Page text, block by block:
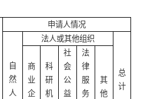
申请人情况
自
然
人
法人或其他组织
总
计
商
业
企
科
研
机
社
会
公
益
法
律
服
务
其
他